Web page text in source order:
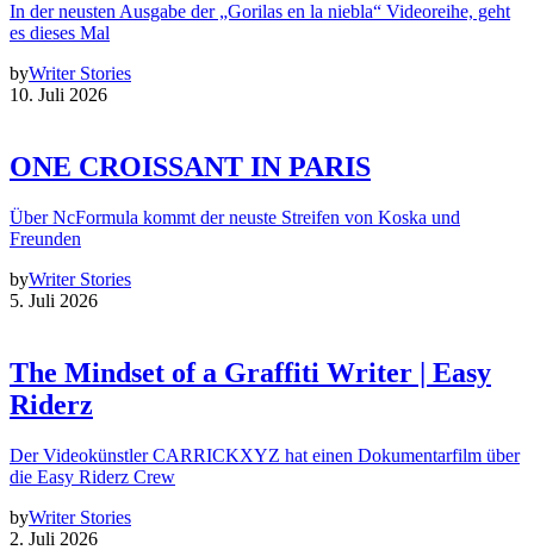
In der neusten Ausgabe der „Gorilas en la niebla“ Videoreihe, geht
es dieses Mal
byWriter Stories
10. Juli 2026
ONE CROISSANT IN PARIS
Über NcFormula kommt der neuste Streifen von Koska und
Freunden
byWriter Stories
5. Juli 2026
The Mindset of a Graffiti Writer | Easy
Riderz
Der Videokünstler CARRICKXYZ hat einen Dokumentarfilm über
die Easy Riderz Crew
byWriter Stories
2. Juli 2026